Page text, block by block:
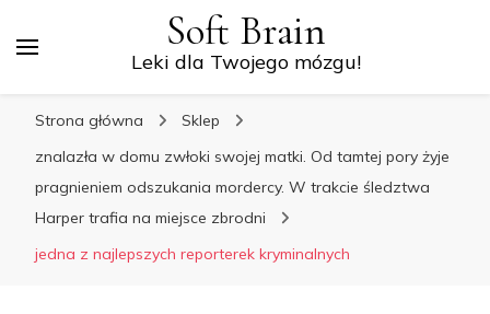
Soft Brain
Leki dla Twojego mózgu!
Strona główna
Sklep
znalazła w domu zwłoki swojej matki. Od tamtej pory żyje
pragnieniem odszukania mordercy. W trakcie śledztwa
Harper trafia na miejsce zbrodni
jedna z najlepszych reporterek kryminalnych